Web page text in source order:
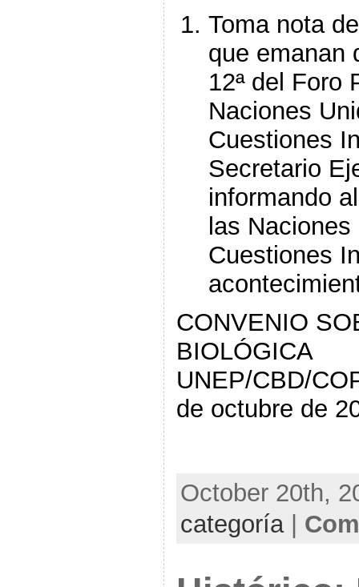
Toma nota
que emanan
12ª del Foro
Naciones
Cuestiones
Secretario
informando
las
Cuestiones
CONVENIO
BIOLÓGICA
UNEP/CBD/
de octubre de
October 20th,
categoría|